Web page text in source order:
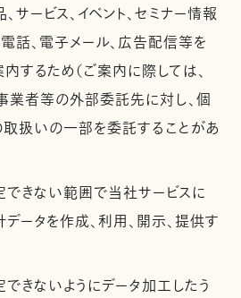
サービス、イベント、セミナー情報
話、電子メール、広告配信等を
するため（ご案内に際しては、
業者等の外部委託先に対し、個
取扱いの一部を委託することがあ
できない範囲で当社サービスに
ータを作成、利用、開示、提供す
できないようにデータ加工したう